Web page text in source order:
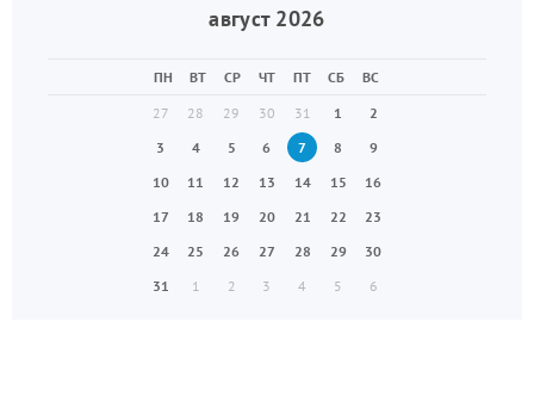
август 2026
ПН ВТ СР ЧТ ПТ СБ
ВС
27
28 29 30 31 1
2
3
4 5 6 7 8
9
10
11 12 13 14 15
16
17
18 19 20 21 22
23
24
25 26 27 28 29
30
31
1 2 3 4 5 6